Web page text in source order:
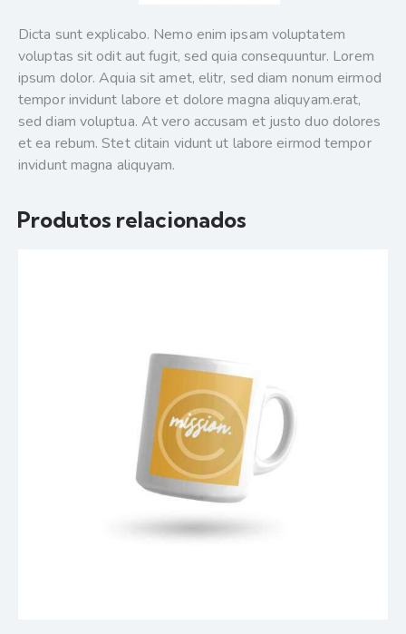
Dicta sunt explicabo. Nemo enim ipsam voluptatem
voluptas sit odit aut fugit, sed quia consequuntur. Lorem
ipsum dolor. Aquia sit amet, elitr, sed diam nonum eirmod
tempor invidunt labore et dolore magna aliquyam.erat,
sed diam voluptua. At vero accusam et justo duo dolores
et ea rebum. Stet clitain vidunt ut labore eirmod tempor
invidunt magna aliquyam.
Produtos relacionados